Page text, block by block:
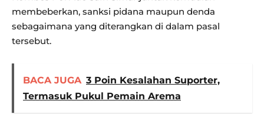
membeberkan, sanksi pidana maupun denda
sebagaimana yang diterangkan di dalam pasal
tersebut.
BACA JUGA 3 Poin Kesalahan Suporter,
Termasuk Pukul Pemain Arema